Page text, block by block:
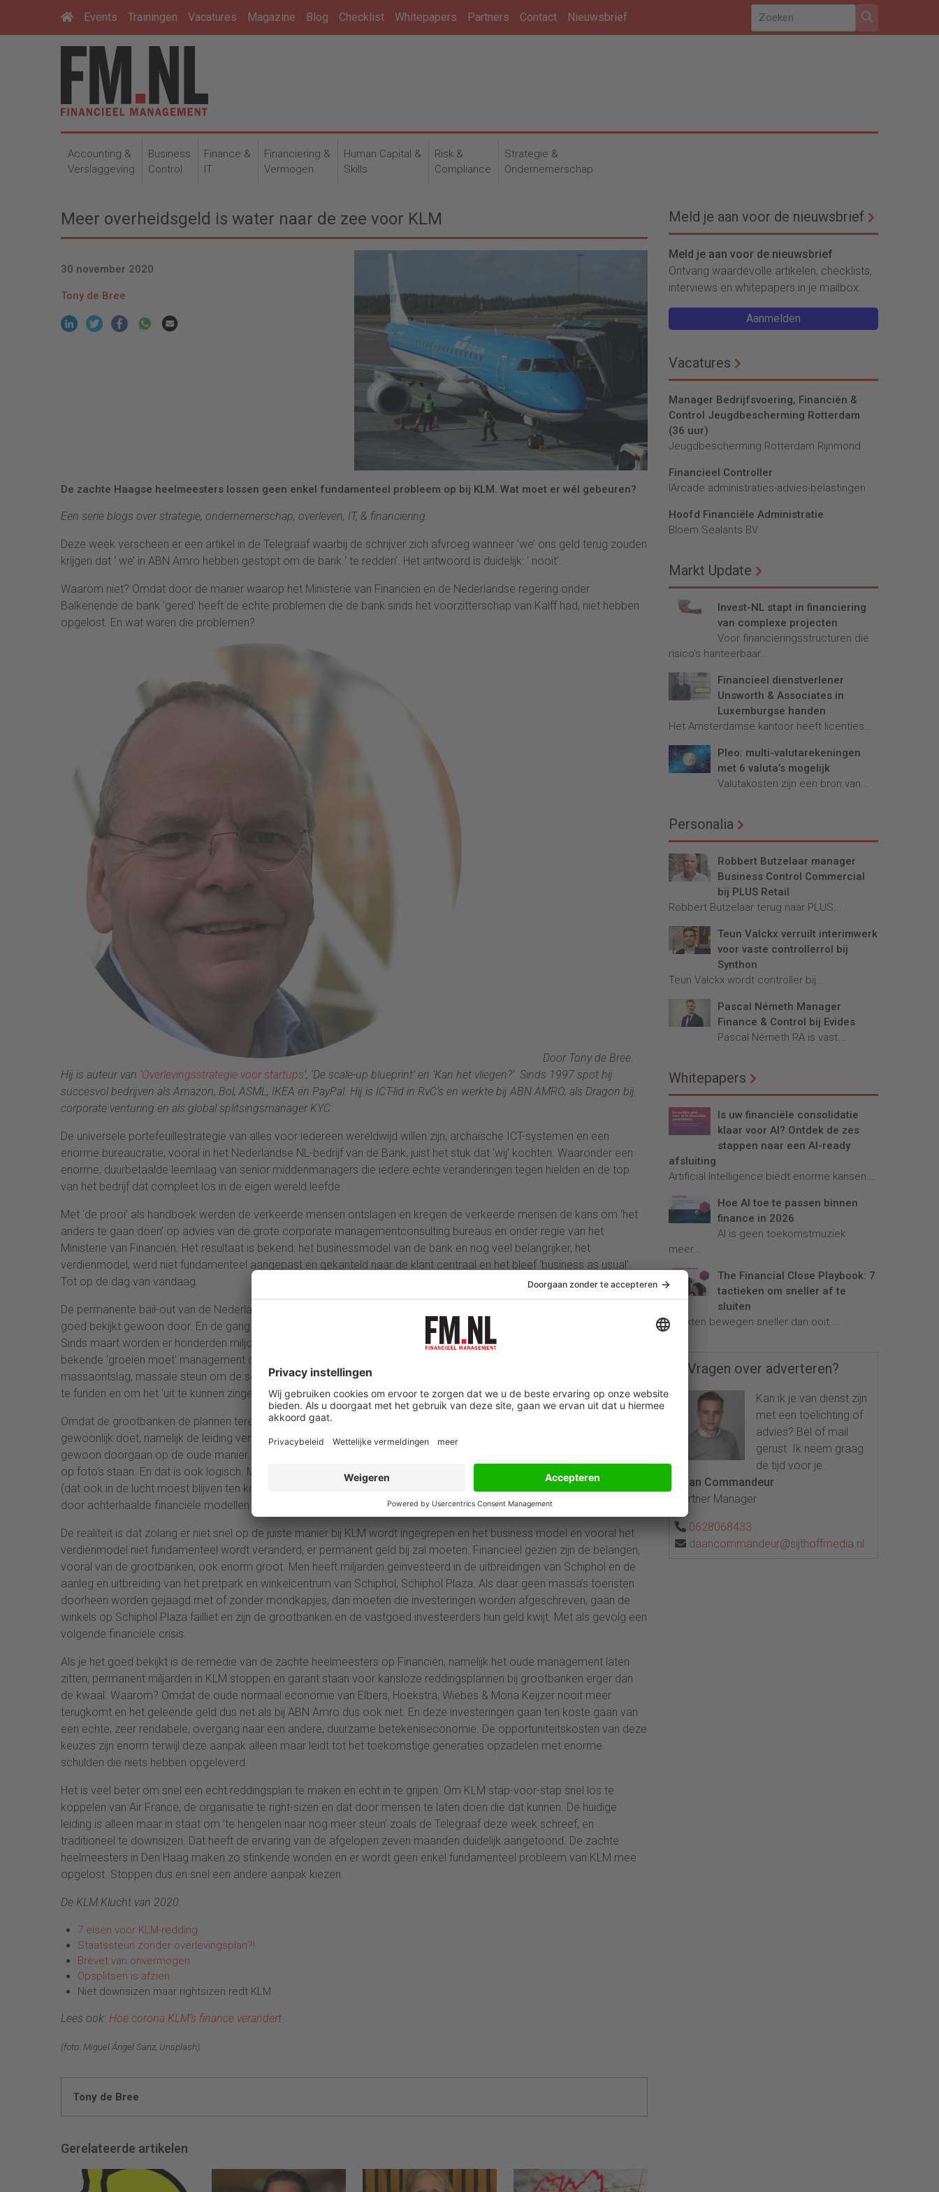
Events Trainingen Vacatures Magazine Blog Checklist Whitepapers Partners Contact Nieuwsbrief
Accounting &
Verslaggeving
Business
Control
Finance &
IT
Financiering &
Vermogen
Human Capital &
Skills
Risk &
Compliance
Strategie &
Ondernemerschap
Meer overheidsgeld is water naar de zee voor KLM
30 november 2020
Tony de Bree
De zachte Haagse heelmeesters lossen geen enkel fundamenteel probleem op bij KLM. Wat moet er wél gebeuren?
Een serie blogs over strategie, ondernemerschap, overleven, IT, & financiering.
Deze week verscheen er een artikel in de Telegraaf waarbij de schrijver zich afvroeg wanneer ‘we’ ons geld terug zouden
krijgen dat ‘ we’ in ABN Amro hebben gestopt om de bank ‘ te redden’. Het antwoord is duidelijk: ‘ nooit’.
Waarom niet? Omdat door de manier waarop het Ministerie van Financiën en de Nederlandse regering onder
Balkenende de bank ‘gered’ heeft de echte problemen die de bank sinds het voorzitterschap van Kalff had, niet hebben
opgelost. En wat waren die problemen?
Door Tony de Bree.
Hij is auteur van ‘Overlevingsstrategie voor startups‘, ‘De scale-up blueprint’ en ‘Kan het vliegen?’. Sinds 1997 spot hij
succesvol bedrijven als Amazon, Bol, ASML, IKEA en PayPal. Hij is ICT-lid in RvC’s en werkte bij ABN AMRO, als Dragon bij
corporate venturing en als global splitsingsmanager KYC.
De universele portefeuillestrategie van alles voor iedereen wereldwijd willen zijn, archaïsche ICT-systemen en een
enorme bureaucratie, vooral in het Nederlandse NL-bedrijf van de Bank, juist het stuk dat ‘wij’ kochten. Waaronder een
enorme, duurbetaalde leemlaag van senior middenmanagers die iedere echte veranderingen tegen hielden en de top
van het bedrijf dat compleet los in de eigen wereld leefde.
Met ‘de prooi’ als handboek werden de verkeerde mensen ontslagen en kregen de verkeerde mensen de kans om ‘het
anders te gaan doen’ op advies van de grote corporate managementconsulting bureaus en onder regie van het
Ministerie van Financiën. Het resultaat is bekend: het businessmodel van de bank en nog veel belangrijker, het
verdienmodel, werd niet fundamenteel aangepast en gekanteld naar de klant centraal en het bleef ‘business as usual’.
Tot op de dag van vandaag.
De permanente bail-out van de Nederlandse grootbanken waaronder ABN Amro gaat tijdens de coronacrisis als je het
goed bekijkt gewoon door. En de gang van zaken rond Air France-KLM en Schiphol is daar een mooi voorbeeld van.
Sinds maart worden er honderden miljoenen aan NOW-steun uitgekeerd en is er zeven maanden gewerkt door de
bekende ‘groeien moet’ management consultants aan een traditioneel reddingsplan als remedie: kostenbesparing,
massaontslag, massale steun om de schulden van KLM te kunnen betalen, om de bureaucratie in Amsterdam en Parijs
te funden en om het ‘uit te kunnen zingen’ totdat het de oude economie weer terug is.
Omdat de grootbanken de plannen terecht onvoldoende vinden staat Hoekstra, ‘wij’ dus, garant. En in plaats van wat je
gewoonlijk doet, namelijk de leiding vervangen als een bedrijf failliet is, laat de Regering de oude leiding onder Elbers
gewoon doorgaan op de oude manier. Elbers en zijn hoge bazen in Parijs zie je daarom alleen maar lachend en grijzend
op foto’s staan. En dat is ook logisch. Men weet dat de Nederlandse regering zich net als bij ABN Amro, RSV en Fokker
(dat ook in de lucht moest blijven ten koste van enorme steunbedragen lange tijd geleden) laat leiden door emotie en
door achterhaalde financiële modellen en niet door ratio.
De realiteit is dat zolang er niet snel op de juiste manier bij KLM wordt ingegrepen en het business model en vooral het
verdienmodel niet fundamenteel wordt veranderd, er permanent geld bij zal moeten. Financieel gezien zijn de belangen,
vooral van de grootbanken, ook enorm groot. Men heeft miljarden geïnvesteerd in de uitbreidingen van Schiphol en de
aanleg en uitbreiding van het pretpark en winkelcentrum van Schiphol, Schiphol Plaza. Als daar geen massa’s toeristen
doorheen worden gejaagd met of zonder mondkapjes, dan moeten die investeringen worden afgeschreven, gaan de
winkels op Schiphol Plaza failliet en zijn de grootbanken en de vastgoed investeerders hun geld kwijt. Met als gevolg een
volgende financiële crisis.
Als je het goed bekijkt is de remedie van de zachte heelmeesters op Financiën, namelijk het oude management laten
zitten, permanent miljarden in KLM stoppen en garant staan voor kansloze reddingsplannen bij grootbanken erger dan
de kwaal. Waarom? Omdat de oude normaal economie van Elbers, Hoekstra, Wiebes & Mona Keijzer nooit meer
terugkomt en het geleende geld dus net als bij ABN Amro dus ook niet. En deze investeringen gaan ten koste gaan van
een echte, zeer rendabele, overgang naar een andere, duurzame betekeniseconomie. De opportuniteitskosten van deze
keuzes zijn enorm terwijl deze aanpak alleen maar leidt tot het toekomstige generaties opzadelen met enorme
schulden die niets hebben opgeleverd.
Het is veel beter om snel een echt reddingsplan te maken en echt in te grijpen. Om KLM stap-voor-stap snel los te
koppelen van Air France, de organisatie te right-sizen en dat door mensen te laten doen die dat kunnen. De huidige
leiding is alleen maar in staat om ’te hengelen naar nog meer steun’ zoals de Telegraaf deze week schreef, en
traditioneel te downsizen. Dat heeft de ervaring van de afgelopen zeven maanden duidelijk aangetoond. De zachte
heelmeesters in Den Haag maken zo stinkende wonden en er wordt geen enkel fundamenteel probleem van KLM mee
opgelost. Stoppen dus en snel een andere aanpak kiezen.
De KLM Klucht van 2020:
7 eisen voor KLM-redding
Staatssteun zonder overlevingsplan?!
Brevet van onvermogen
Opsplitsen is afzien
Niet downsizen maar rightsizen redt KLM
Lees ook: Hoe corona KLM’s finance verandert
(foto: Miguel Ángel Sanz, Unsplash)
Tony de Bree
Gerelateerde artikelen
Meld je aan voor de nieuwsbrief
Meld je aan voor de nieuwsbrief
Ontvang waardevolle artikelen, checklists,
interviews en whitepapers in je mailbox.
Aanmelden
Vacatures
Manager Bedrijfsvoering, Financiën &
Control Jeugdbescherming Rotterdam
(36 uur)
Jeugdbescherming Rotterdam Rijnmond
Financieel Controller
lArcade administraties-advies-belastingen
Hoofd Financiële Administratie
Bloem Sealants BV
Markt Update
Invest-NL stapt in financiering
van complexe projecten
Voor financieringsstructuren die
risico’s hanteerbaar...
Financieel dienstverlener
Unsworth & Associates in
Luxemburgse handen
Het Amsterdamse kantoor heeft licenties...
Pleo: multi-valutarekeningen
met 6 valuta’s mogelijk
Valutakosten zijn een bron van...
Personalia
Robbert Butzelaar manager
Business Control Commercial
bij PLUS Retail
Robbert Butzelaar terug naar PLUS...
Teun Valckx verruilt interimwerk
voor vaste controllerrol bij
Synthon
Teun Valckx wordt controller bij...
Pascal Németh Manager
Finance & Control bij Evides
Pascal Németh RA is vast...
Whitepapers
Is uw financiële consolidatie
klaar voor AI? Ontdek de zes
stappen naar een AI-ready
afsluiting
Artificial Intelligence biedt enorme kansen...
Hoe AI toe te passen binnen
finance in 2026
AI is geen toekomstmuziek
meer...
The Financial Close Playbook: 7
tactieken om sneller af te
sluiten
Markten bewegen sneller dan ooit....
Vragen over adverteren?
Kan ik je van dienst zijn
met een toelichting of
advies? Bel of mail
gerust. Ik neem graag
de tijd voor je.
Daan Commandeur
Partner Manager
0628068433
daancommandeur@sijthoffmedia.nl